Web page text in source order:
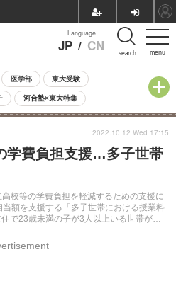
menu
Language
JP / CN search
医学部 東大受験
河合塾×東大特集
中学受験 小学校受験
校 過去問 人気記事
学費負担支援…多子世帯
校等の学費負担を軽減するための支援に
額を支援する「多子世帯における授業料
で23歳未満の子が3人以上いる世帯が対
2022.10.12 Wed 17:15